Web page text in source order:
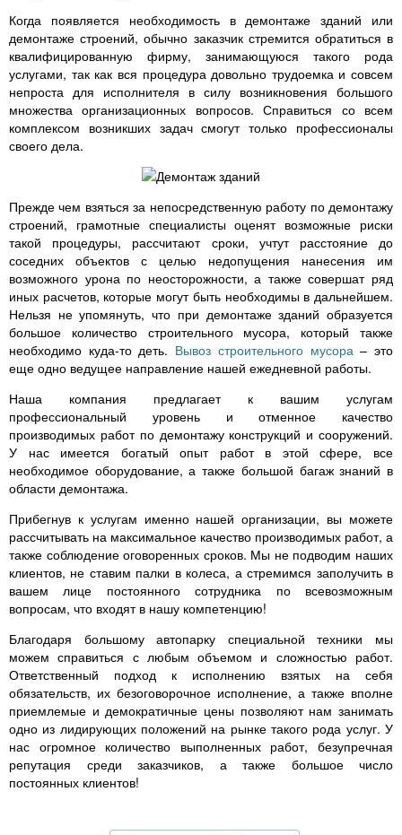
Когда появляется необходимость в демонтаже зданий или
демонтаже строений, обычно заказчик стремится обратиться в
квалифицированную фирму, занимающуюся такого рода
услугами, так как вся процедура довольно трудоемка и совсем
непроста для исполнителя в силу возникновения большого
множества организационных вопросов. Справиться со всем
комплексом возникших задач смогут только профессионалы
своего дела.
Прежде чем взяться за непосредственную работу по демонтажу
строений, грамотные специалисты оценят возможные риски
такой процедуры, рассчитают сроки, учтут расстояние до
соседних объектов с целью недопущения нанесения им
возможного урона по неосторожности, а также совершат ряд
иных расчетов, которые могут быть необходимы в дальнейшем.
Нельзя не упомянуть, что при демонтаже зданий образуется
большое количество строительного мусора, который также
необходимо куда-то деть. Вывоз строительного мусора– это
еще одно ведущее направление нашей ежедневной работы.
Наша компания предлагает к вашим услугам
профессиональный уровень и отменное качество
производимых работ по демонтажу конструкций и сооружений.
У нас имеется богатый опыт работ в этой сфере, все
необходимое оборудование, а также большой багаж знаний в
области демонтажа.
Прибегнув к услугам именно нашей организации, вы можете
рассчитывать на максимальное качество производимых работ, а
также соблюдение оговоренных сроков. Мы не подводим наших
клиентов, не ставим палки в колеса, а стремимся заполучить в
вашем лице постоянного сотрудника по всевозможным
вопросам, что входят в нашу компетенцию!
Благодаря большому автопарку специальной техники мы
можем справиться с любым объемом и сложностью работ.
Ответственный подход к исполнению взятых на себя
обязательств, их безоговорочное исполнение, а также вполне
приемлемые и демократичные цены позволяют нам занимать
одно из лидирующих положений на рынке такого рода услуг. У
нас огромное количество выполненных работ, безупречная
репутация среди заказчиков, а также большое число
постоянных клиентов!